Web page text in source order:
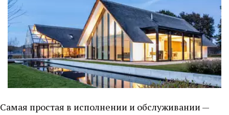
Самая простая в исполнении и обслуживании —